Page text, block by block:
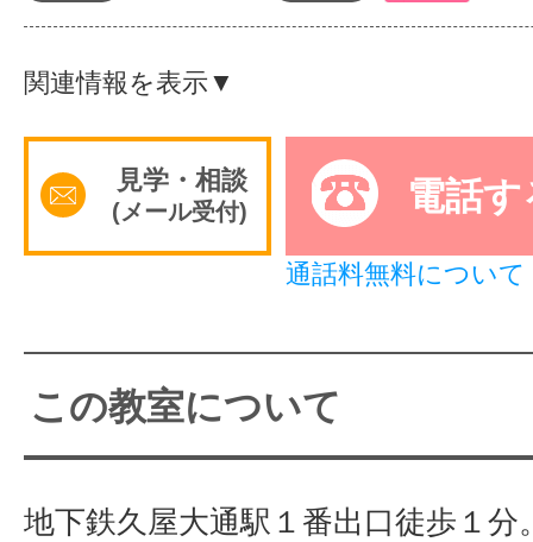
サイトマッ
関連情報を表示▼
見学・相談
(メール受付) 電話す
通話料無料について
この教室について
地下鉄久屋大通駅１番出口徒歩１分